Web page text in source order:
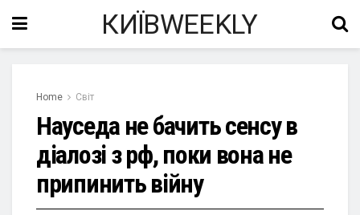
КИЇВWEEKLY
Home Світ
Науседа не бачить сенсу в
діалозі з рф, поки вона не
припинить війну